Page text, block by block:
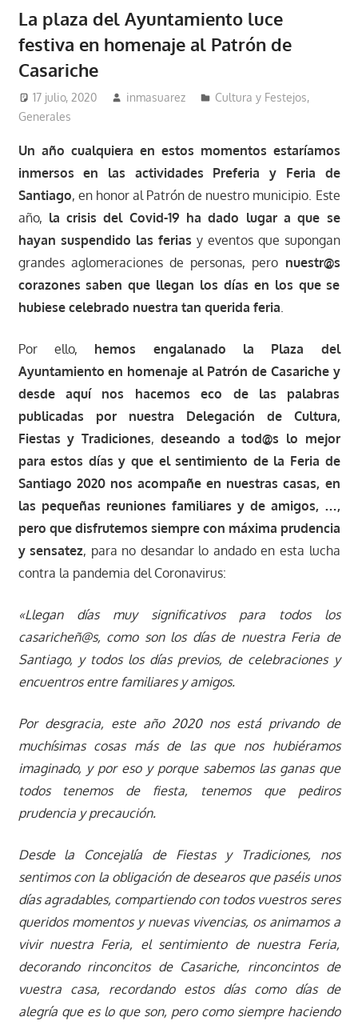
La plaza del Ayuntamiento luce
festiva en homenaje al Patrón de
Casariche
17 julio, 2020 inmasuarez Cultura y Festejos,
Generales
Un año cualquiera en estos momentos estaríamos
inmersos en las actividades Preferia y Feria de
Santiago, en honor al Patrón de nuestro municipio. Este
año, la crisis del Covid-19 ha dado lugar a que se
hayan suspendido las ferias y eventos que supongan
grandes aglomeraciones de personas, pero nuestr@s
corazones saben que llegan los días en los que se
hubiese celebrado nuestra tan querida feria.
Por ello, hemos engalanado la Plaza del
Ayuntamiento en homenaje al Patrón de Casariche y
desde aquí nos hacemos eco de las palabras
publicadas por nuestra Delegación de Cultura,
Fiestas y Tradiciones,deseando a tod@s lo mejor
para estos días y que el sentimiento de la Feria de
Santiago 2020 nos acompañe en nuestras casas, en
las pequeñas reuniones familiares y de amigos, …,
pero que disfrutemos siempre con máxima prudencia
y sensatez, para no desandar lo andado en esta lucha
contra la pandemia del Coronavirus:
«Llegan días muy significativos para todos los
casaricheñ@s, como son los días de nuestra Feria de
Santiago, y todos los días previos, de celebraciones y
encuentros entre familiares y amigos.
Por desgracia, este año 2020 nos está privando de
muchísimas cosas más de las que nos hubiéramos
imaginado, y por eso y porque sabemos las ganas que
todos tenemos de fiesta, tenemos que pediros
prudencia y precaución.
Desde la Concejalía de Fiestas y Tradiciones, nos
sentimos con la obligación de desearos que paséis unos
días agradables, compartiendo con todos vuestros seres
queridos momentos y nuevas vivencias, os animamos a
vivir nuestra Feria, el sentimiento de nuestra Feria,
decorando rinconcitos de Casariche, rinconcintos de
vuestra casa, recordando estos días como días de
alegría que es lo que son, pero como siempre haciendo